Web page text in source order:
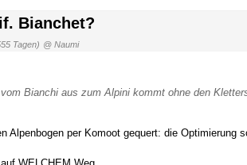
Bianchet?
Tagen) @ Naumi
Bianchi aus zum Alpini kommt ohne den
Alpenbogen per Komoot gequert: die Optimierung